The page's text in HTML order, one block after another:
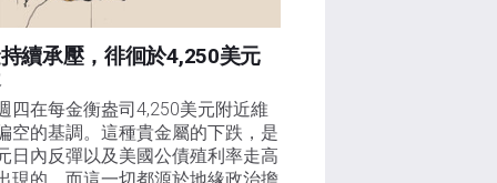
續承壓，徘徊於4,250美元
四在每金衡盎司4,250美元附近維
空的基調。這種貴金屬的下跌，是
日內反彈以及美國公債殖利率走高
現的，而這一切都源於地緣政治擔